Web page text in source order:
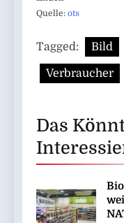
Quelle: ots
Tagged: Bild
Verbraucher
Das